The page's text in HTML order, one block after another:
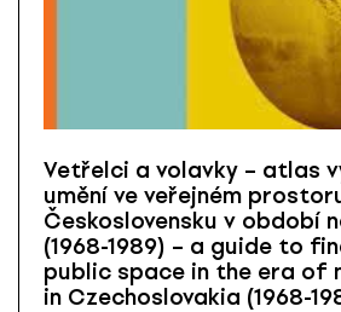
Vetřelci a volavky – atlas
umění ve veřejném
Československu v období
(1968-1989) – a guide to
public space in the era of
in Czechoslovakia (1968-